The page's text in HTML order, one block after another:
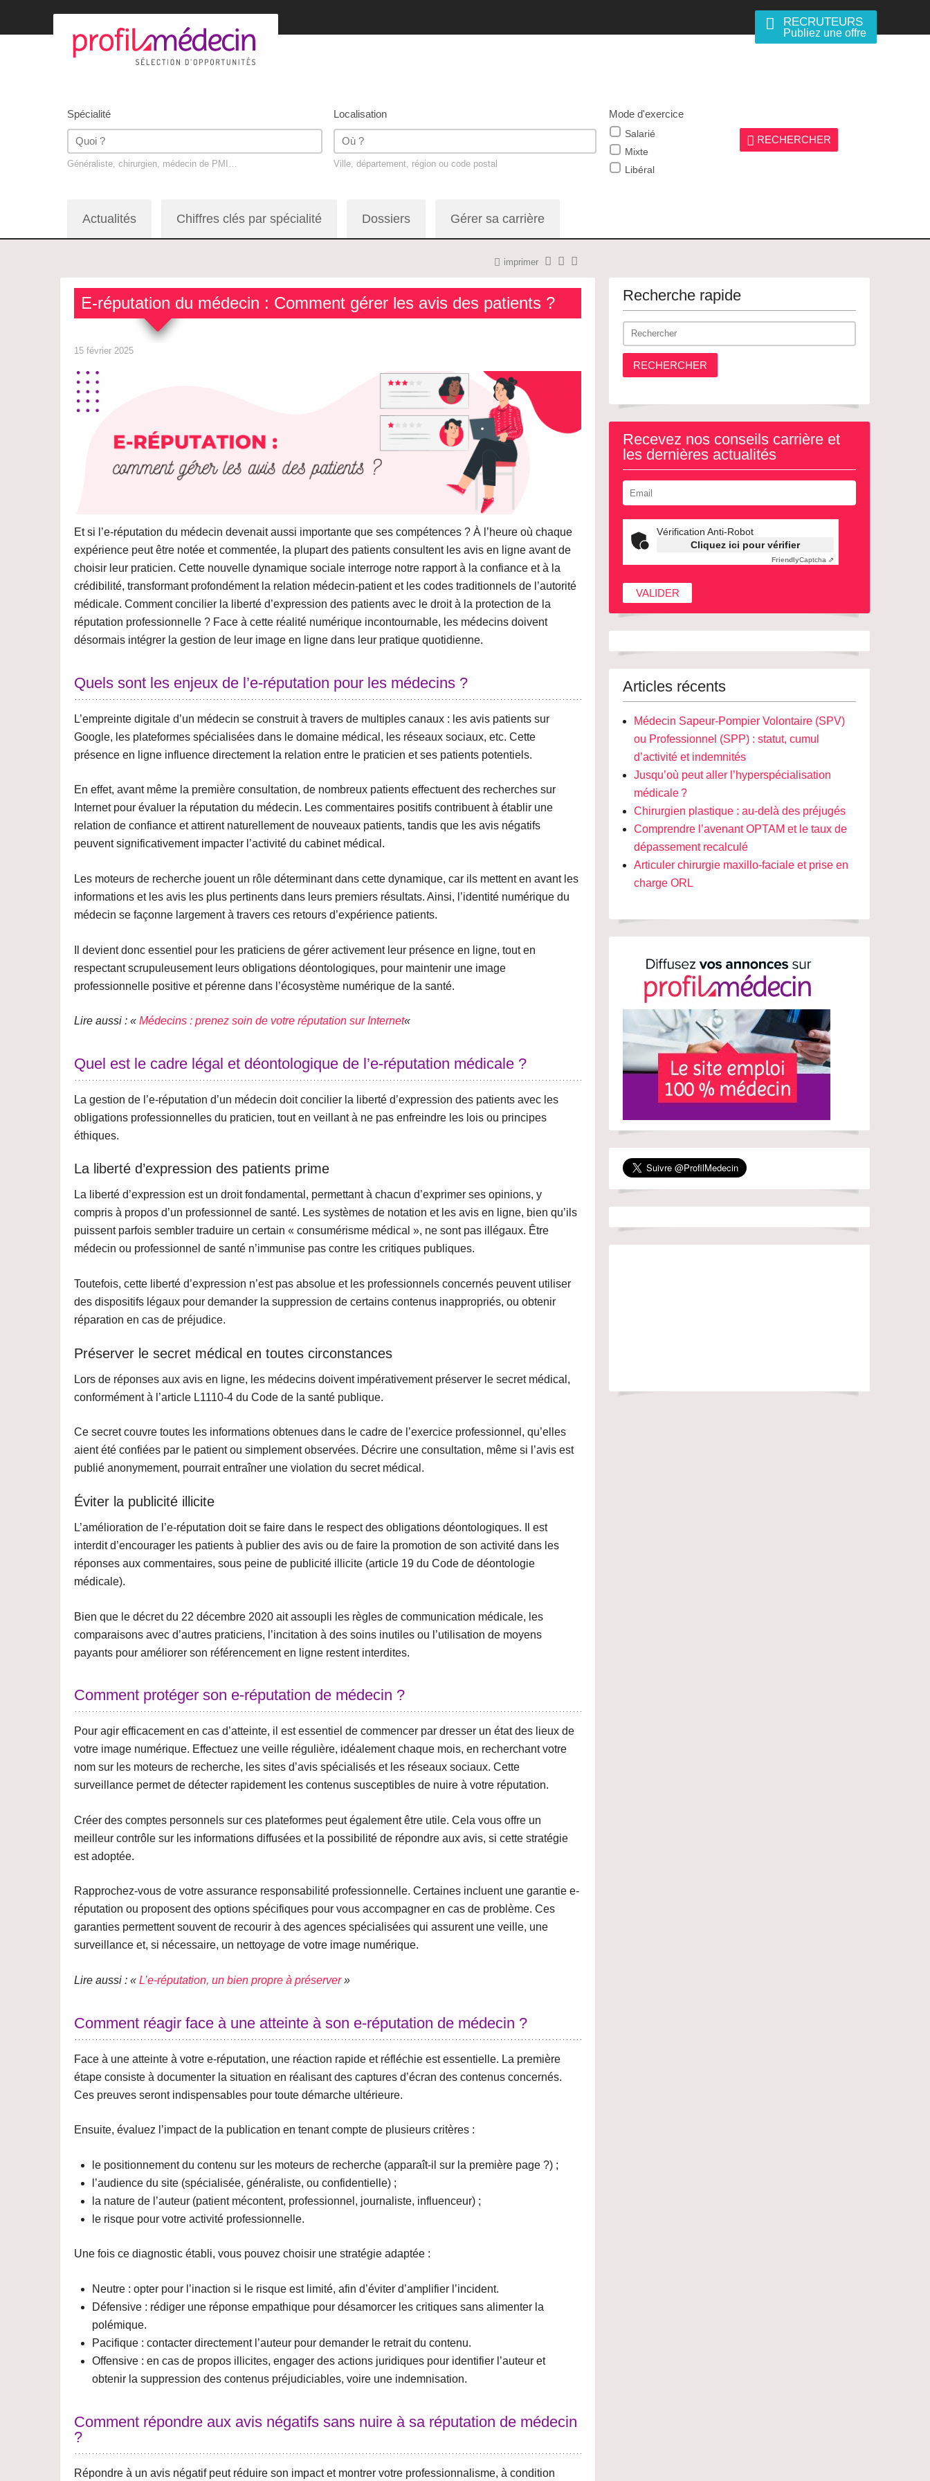
RECRUTEURS
Publiez une offre
Spécialité
Généraliste, chirurgien, médecin de PMI…
Localisation
Ville, département, région ou code postal
Mode d'exercice
Salarié
Mixte
Libéral
RECHERCHER
Actualités Chiffres clés par spécialité Dossiers Gérer sa carrière
imprimer
E-réputation du médecin : Comment gérer les avis des patients ?
15 février 2025
Et si l’e-réputation du médecin devenait aussi importante que ses compétences ? À l’heure où chaque
expérience peut être notée et commentée, la plupart des patients consultent les avis en ligne avant de
choisir leur praticien. Cette nouvelle dynamique sociale interroge notre rapport à la confiance et à la
crédibilité, transformant profondément la relation médecin-patient et les codes traditionnels de l’autorité
médicale. Comment concilier la liberté d’expression des patients avec le droit à la protection de la
réputation professionnelle ? Face à cette réalité numérique incontournable, les médecins doivent
désormais intégrer la gestion de leur image en ligne dans leur pratique quotidienne.
Quels sont les enjeux de l’e-réputation pour les médecins ?
L’empreinte digitale d’un médecin se construit à travers de multiples canaux : les avis patients sur
Google, les plateformes spécialisées dans le domaine médical, les réseaux sociaux, etc. Cette
présence en ligne influence directement la relation entre le praticien et ses patients potentiels.
En effet, avant même la première consultation, de nombreux patients effectuent des recherches sur
Internet pour évaluer la réputation du médecin. Les commentaires positifs contribuent à établir une
relation de confiance et attirent naturellement de nouveaux patients, tandis que les avis négatifs
peuvent significativementimpacter l’activité du cabinet médical .
Les moteurs de recherche jouent un rôle déterminant dans cette dynamique, car ils mettent en avant les
informations et les avis les plus pertinents dans leurs premiers résultats. Ainsi, l’identité numérique du
médecin se façonne largement à travers ces retours d’expérience patients.
Il devient donc essentiel pour les praticiens de gérer activement leur présence en ligne, tout en
respectant scrupuleusement leurs obligations déontologiques, pour maintenir une image
professionnelle positive et pérenne dans l’écosystème numérique de la santé.
Lire aussi : « Médecins : prenez soin de votre réputation sur Internet«
Quel est le cadre légal et déontologique de l’e-réputation médicale ?
La gestion de l’e-réputation d’un médecin doit concilier la liberté d’expression des patients avec les
obligations professionnelles du praticien, tout en veillant à ne pas enfreindre les lois ou principes
éthiques.
La liberté d’expression des patients prime
La liberté d’expression est un droit fondamental, permettant à chacun d’exprimer ses opinions, y
compris à propos d’un professionnel de santé. Les systèmes de notation et les avis en ligne, bien qu’ils
puissent parfois sembler traduire un certain « consumérisme médical », ne sont pas illégaux. Être
médecin ou professionnel de santé n’immunise pas contre les critiques publiques.
Toutefois, cette liberté d’expression n’est pas absolue et les professionnels concernés peuvent utiliser
des dispositifs légaux pour demander la suppression de certains contenus inappropriés, ou obtenir
réparation en cas de préjudice.
Préserver le secret médical en toutes circonstances
Lors de réponses aux avis en ligne, les médecins doivent impérativement préserver le secret médical,
conformément à l’article L1110-4 du Code de la santé publique.
Ce secret couvre toutes les informations obtenues dans le cadre de l’exercice professionnel, qu’elles
aient été confiées par le patient ou simplement observées. Décrire une consultation, même si l’avis est
publié anonymement, pourrait entraîner une violation du secret médical.
Éviter la publicité illicite
L’amélioration de l’e-réputation doit se faire dans le respect des obligations déontologiques. Il est
interdit d’encourager les patients à publier des avis ou de faire la promotion de son activité dans les
réponses aux commentaires, sous peine de publicité illicite (article 19 du Code de déontologie
médicale).
Bien que le décret du 22 décembre 2020 ait assoupli les règles de communication médicale, les
comparaisons avec d’autres praticiens, l’incitation à des soins inutiles ou l’utilisation de moyens
payants pour améliorer son référencement en ligne restent interdites.
Comment protéger son e-réputation de médecin ?
Pour agir efficacement en cas d’atteinte, il est essentiel de commencer par dresser un état des lieux de
votre image numérique. Effectuez une veille régulière, idéalement chaque mois, en recherchant votre
nom sur les moteurs de recherche, les sites d’avis spécialisés et les réseaux sociaux. Cette
surveillance permet de détecter rapidement les contenus susceptibles de nuire à votre réputation.
Créer des comptes personnels sur ces plateformes peut également être utile. Cela vous offre un
meilleur contrôle sur les informations diffusées et la possibilité de répondre aux avis, si cette stratégie
est adoptée.
Rapprochez-vous de votre assurance responsabilité professionnelle. Certaines incluent une garantie e-
réputation ou proposent des options spécifiques pour vous accompagner en cas de problème. Ces
garanties permettent souvent de recourir à des agences spécialisées qui assurent une veille, une
surveillance et, si nécessaire, un nettoyage de votre image numérique.
Lire aussi : « L’e-réputation, un bien propre à préserver»
Comment réagir face à une atteinte à son e-réputation de médecin ?
Face à une atteinte à votre e-réputation, une réaction rapide et réfléchie est essentielle. La première
étape consiste à documenter la situation en réalisant des captures d’écran des contenus concernés.
Ces preuves seront indispensables pour toute démarche ultérieure.
Ensuite, évaluez l’impact de la publication en tenant compte de plusieurs critères :
le positionnement du contenu sur les moteurs de recherche (apparaît-il sur la première page ?) ;
l’audience du site (spécialisée, généraliste, ou confidentielle) ;
la nature de l’auteur (patient mécontent, professionnel, journaliste, influenceur) ;
le risque pour votre activité professionnelle.
Une fois ce diagnostic établi, vous pouvez choisir une stratégie adaptée :
Neutre : opter pour l’inaction si le risque est limité, afin d’éviter d’amplifier l’incident.
Défensive : rédiger une réponse empathique pour désamorcer les critiques sans alimenter la
polémique.
Pacifique : contacter directement l’auteur pour demander le retrait du contenu.
Offensive : en cas de propos illicites, engager des actions juridiques pour identifier l’auteur et
obtenir la suppression des contenus préjudiciables, voire une indemnisation.
Comment répondre aux avis négatifs sans nuire à sa réputation de médecin
?
Répondre à un avis négatif peutréduire son impactet montrer votre professionnalisme, à condition
Recherche rapide
RECHERCHER
Recevez nos conseils carrière et
les dernières actualités
Vérification Anti-Robot
Cliquez ici pour vérifier
FriendlyCaptcha ⇗
Articles récents
Médecin Sapeur-Pompier Volontaire (SPV)
ou Professionnel (SPP) : statut, cumul
d’activité et indemnités
Jusqu’où peut aller l’hyperspécialisation
médicale ?
Chirurgien plastique : au-delà des préjugés
Comprendre l’avenant OPTAM et le taux de
dépassement recalculé
Articuler chirurgie maxillo-faciale et prise en
charge ORL